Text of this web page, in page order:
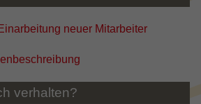
Einarbeitung neuer Mitarbeiter
verhalten?